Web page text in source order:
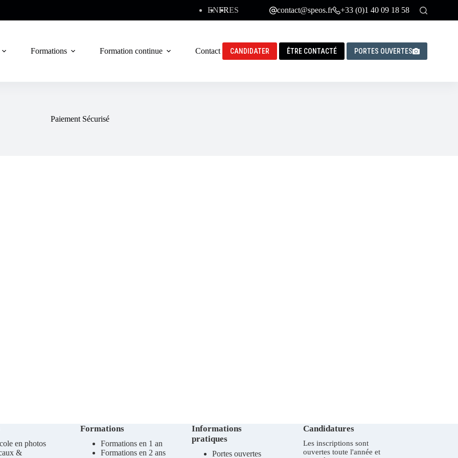
ENFRES contact@speos.fr +33 (0)1 40 09 18 58
Formations Formation continue Contact CANDIDATER ÊTRE CONTACTÉ PORTES OUVERTES
Paiement Sécurisé
en photos
&
Formations
Formations en 1 an
Formations en 2 ans
Informations
pratiques
Portes ouvertes
Candidatures
Les inscriptions sont
ouvertes toute l'année et